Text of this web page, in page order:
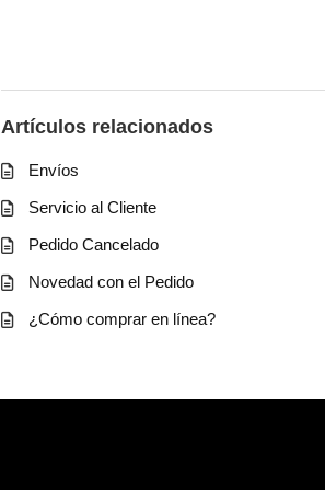
Artículos relacionados
Envíos
Servicio al Cliente
Pedido Cancelado
Novedad con el Pedido
¿Cómo comprar en línea?